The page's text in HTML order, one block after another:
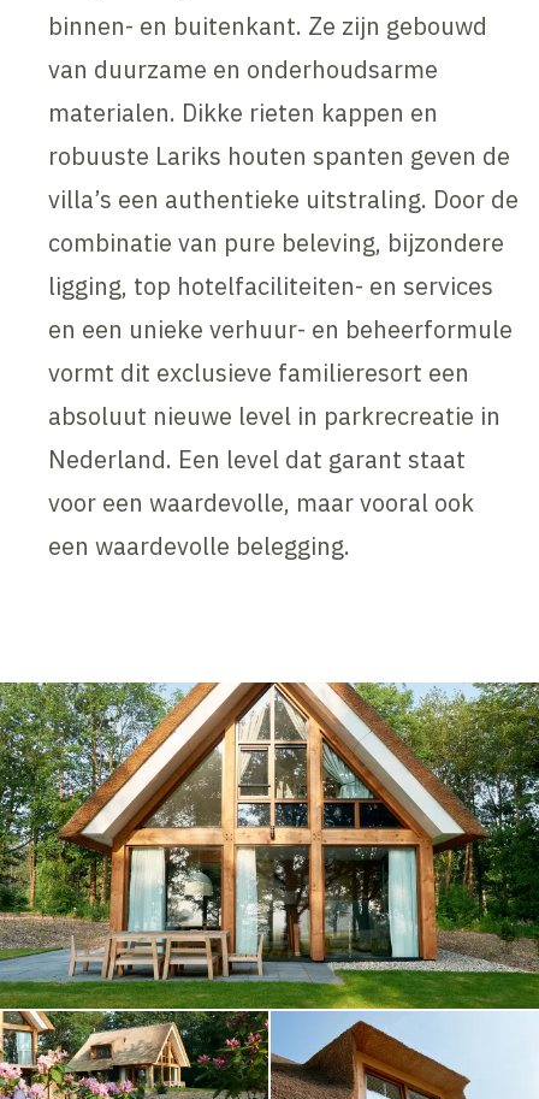
binnen- en buitenkant. Ze zijn gebouwd
van duurzame en onderhoudsarme
materialen. Dikke rieten kappen en
robuuste Lariks houten spanten geven de
villa’s een authentieke uitstraling. Door de
combinatie van pure beleving, bijzondere
ligging, top hotelfaciliteiten- en services
en een unieke verhuur- en beheerformule
vormt dit exclusieve familieresort een
absoluut nieuwe level in parkrecreatie in
Nederland. Een level dat garant staat
voor een waardevolle, maar vooral ook
een waardevolle belegging.